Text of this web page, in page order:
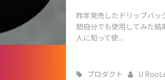
昨年発売したドリップバ
間自分でも使用してみた結
人に知って使...
プロダクト U